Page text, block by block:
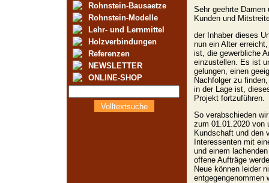
Rohnstein-Bausaetze
Rohnstein-Modelle
Lehr- und Lernmittel
Holzverbindungen
Referenzen
NEWSLETTER
ONLINE-SHOP
Volltextsuche
Sehr geehrte Damen
Kunden und
der Inhaber dieses
nun ein Alter
ist, die gewerbliche
einzustellen. Es ist
gelungen, einen
Nachfolger zu
in der Lage ist,
Projekt fortzuführen.
So verabschieden
zum 01.01.2020 von
Kundschaft und den
Interessenten mit
und einem
offene Aufträge
Neue können leider
entgegengenommen